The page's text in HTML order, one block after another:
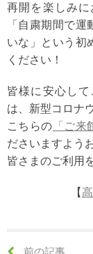
再開を楽しみに
「自粛期間で
いな」という初
ください！
皆様に安心し
は、新型コロナ
こちらの 「ご来
ださいますよう
皆さまのご利用
【